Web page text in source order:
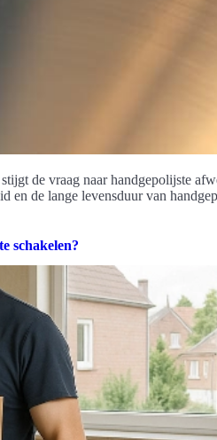
de vraag naar handgepolijste
en de lange levensduur van
schakelen?